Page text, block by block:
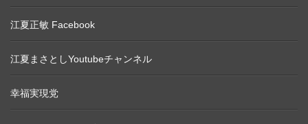
江夏正敏 Facebook
江夏まさとしYoutubeチャンネル
幸福実現党